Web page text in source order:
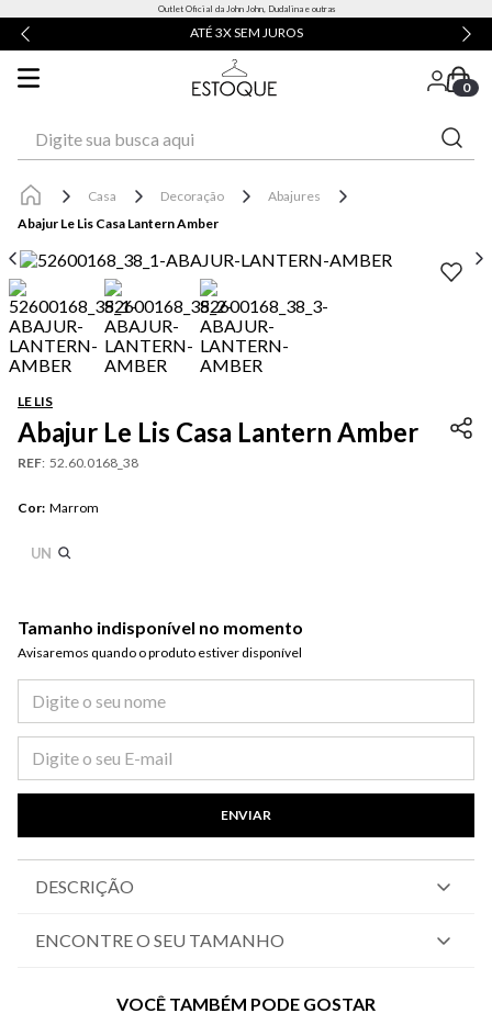
Outlet Oficial da John John, Dudalina e outras
ATÉ 3X SEM JUROS
0
Casa Decoração
Abajures
Abajur Le Lis Casa Lantern Amber
LE LIS
Abajur Le Lis Casa Lantern Amber
REF: 52.60.0168_38
Cor: Marrom
UN
Tamanho indisponível no momento
Avisaremos quando o produto estiver disponível​
ENVIAR
DESCRIÇÃO
ENCONTRE O SEU TAMANHO
VOCÊ TAMBÉM PODE GOSTAR